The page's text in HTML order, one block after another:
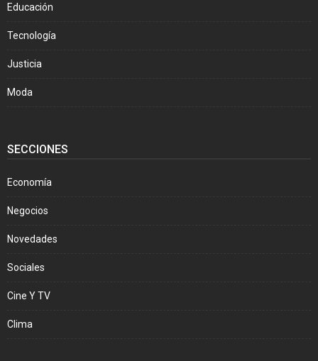
Educación
Tecnología
Justicia
Moda
SECCIONES
Economía
Negocios
Novedades
Sociales
Cine Y TV
Clima